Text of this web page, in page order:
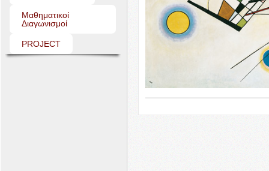
Μαθηματικοί
Διαγωνισμοί
PROJECT